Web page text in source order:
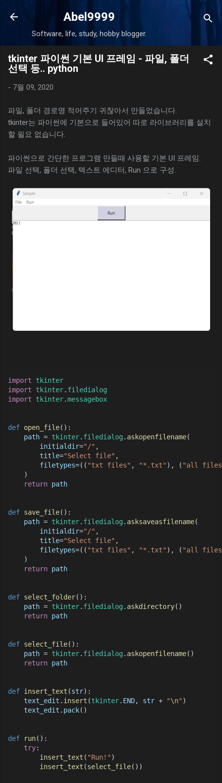
기본 콘텐츠로 건너뛰기
Abel9999
Software, life, study, hobby blogger.
tkinter 파이썬 기본 UI 프레임 - 파일, 폴더
선택 등.. python
- 7월 09, 2020
파일, 폴더 경로명 적어주기 귀찮아서 만들었습니다.
tkinter는 파이썬에 기본으로 들어있어 따로 라이브러리를 설치
할 필요 없습니다.
파이썬으로 간단한 프로그램 만들때 사용할 기본 UI 프레임.
파일 선택, 폴더 선택, 텍스트 에디터, Run 으로 구성.
import
tkinter
import
tkinter. filedialog
import
tkinter.messagebox
def open_file():
path = tkinter. filedialog . askopenfilename(
initialdir="/" ,
title="Select file" ,
filetypes=(( "txt files" , "*.txt" ), ( "all
)
return path
def save_file():
path = tkinter. filedialog . asksaveasfilename(
initialdir="/" ,
title="Select file" ,
filetypes=(( "txt files" , "*.txt" ), ( "all
)
return path
def select_folder():
path = tkinter. filedialog . askdirectory()
return path
def select_file():
path = tkinter. filedialog . askopenfilename()
return path
def insert_text (str):
text_edit . insert (tkinter. END, str + "\n" )
text_edit . pack()
def run():
try:
insert_text ( "Run!" )
insert_text (select_file())